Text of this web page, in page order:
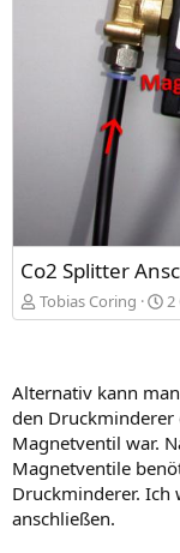
Co2 Splitter
Tobias Coring 2
Alternativ kann
den Druckminderer
Magnetventil war.
Magnetventile
Druckminderer. Ich
anschließen.